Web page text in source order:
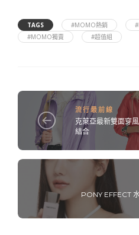
TAGS #MOMO熱銷
#MOMO獨賣
#超值組
流行最前線
克萊亞最新雙面穿
結合
PONY EFFECT